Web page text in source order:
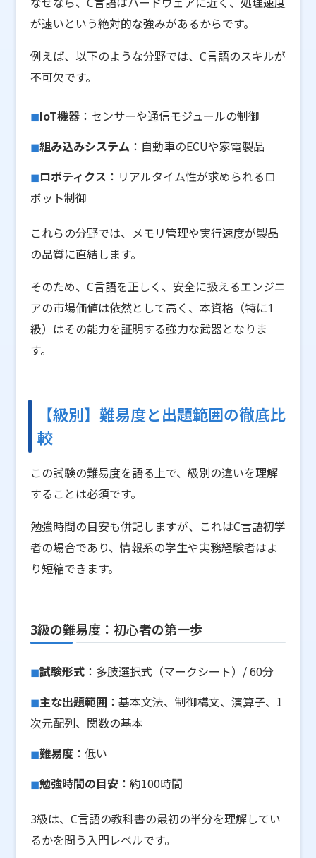
が速いという絶対的な強みがあるからです。
例えば、以下のような分野では、C言語のスキルが
不可欠です。
IoT機器：センサーや通信モジュールの制御
組み込みシステム ：自動車のECUや家電製品
ロボティクス ：リアルタイム性が求められるロ
ボット制御
これらの分野では、メモリ管理や実行速度が製品
の品質に直結します。
そのため、C言語を正しく、安全に扱えるエンジニ
アの市場価値は依然として高く、本資格（特に1
級）はその能力を証明する強力な武器となりま
す。
【級別】難易度と出題範囲の徹底比
較
この試験の難易度を語る上で、級別の違いを理解
することは必須です。
勉強時間の目安も併記しますが、これはC言語初学
者の場合であり、情報系の学生や実務経験者はよ
り短縮できます。
3級の難易度：初心者の第一歩
試験形式：多肢選択式（マークシート）/ 60分
主な出題範囲 ：基本文法、制御構文、演算子、1
次元配列、関数の基本
難易度：低い
勉強時間の目安：約100時間
3級は、C言語の教科書の最初の半分を理解してい
るかを問う入門レベルです。